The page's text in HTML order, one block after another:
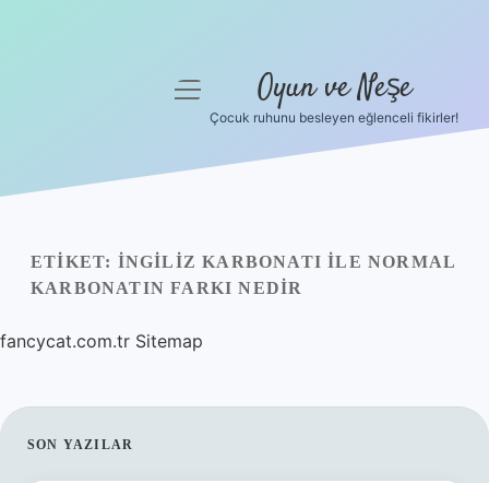
Yasal Uyarı
menüyü
Oyun ve Neşe
Çocuk ruhunu besleyen eğlenceli fikirler!
ETIKET: İNGILIZ KARBONATI ILE NORMAL
KARBONATIN FARKI NEDIR
fancycat.com.tr Sitemap
SIDEBAR
SON YAZILAR